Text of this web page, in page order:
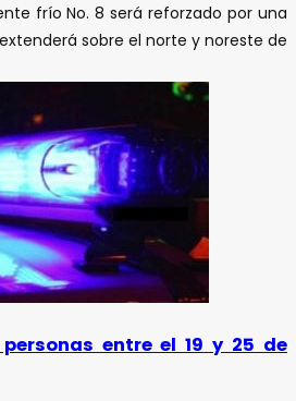
frío No. 8 será reforzado por una
sobre el norte y noreste de
personas entre el 19 y 25 de